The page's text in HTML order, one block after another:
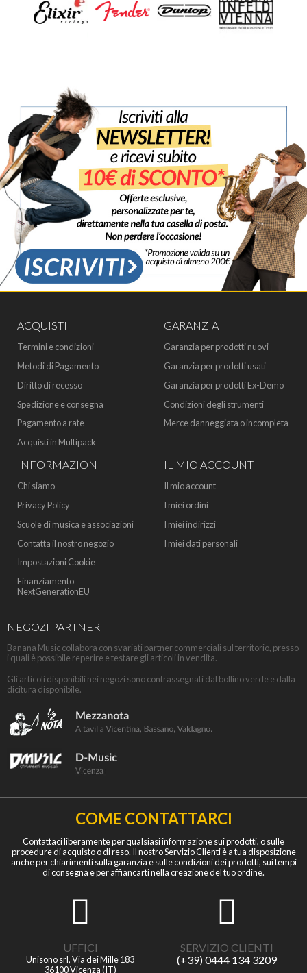
ACQUISTI
Termini e condizioni
Metodi di Pagamento
Diritto di recesso
Spedizione e consegna
Pagamento a rate
Acquisti in Multipack
GARANZIA
Garanzia per prodotti nuovi
Garanzia per prodotti usati
Garanzia per prodotti Ex-Demo
Condizioni degli strumenti
Merce danneggiata o incompleta
INFORMAZIONI
Chi siamo
Privacy Policy
Scuole di musica e associazioni
Contatta il nostro negozio
Impostazioni Cookie
Finanziamento
NextGenerationEU
IL MIO ACCOUNT
Il mio account
I miei ordini
I miei indirizzi
I miei dati personali
NEGOZI PARTNER
Banana Music collabora con svariati partner commerciali sul territorio, presso
i quali è possibile reperire e testare gli articoli in vendita.
Gli articoli disponibili nei negozi sono contrassegnati dal bollino verde e dalla
dicitura disponibile.
COME CONTATTARCI
Contattaci liberamente per qualsiasi informazione sui prodotti, o sulle
procedure di acquisto o di reso. Il nostro Servizio Clienti è a tua disposizione
anche per chiarimenti sulla garanzia e sulle condizioni dei prodotti, sui tempi
di consegna e per affiancarti nella creazione del tuo ordine.
UFFICI
Unisono srl, Via dei Mille 183
36100 Vicenza (IT)
SERVIZIO CLIENTI
(+39) 0444 134 3209